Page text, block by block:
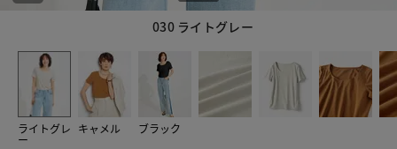
030 ライトグレー
ライトグレ
ー
キャメル ブラック
11